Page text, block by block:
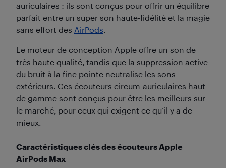
auriculaires : ils sont conçus pour offrir un équilibre
parfait entre un super son haute-fidélité et la magie
sans effort des AirPods.
Le moteur de conception Apple offre un son de
très haute qualité, tandis que la suppression active
du bruit à la fine pointe neutralise les sons
extérieurs. Ces écouteurs circum-auriculaires haut
de gamme sont conçus pour être les meilleurs sur
le marché, pour ceux qui exigent ce qu’il y a de
mieux.
Caractéristiques clés des écouteurs Apple
AirPods Max